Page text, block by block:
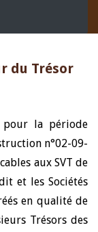
du Trésor
pour la période
n°02-09-
aux SVT de
et les Sociétés
en qualité de
Trésors des